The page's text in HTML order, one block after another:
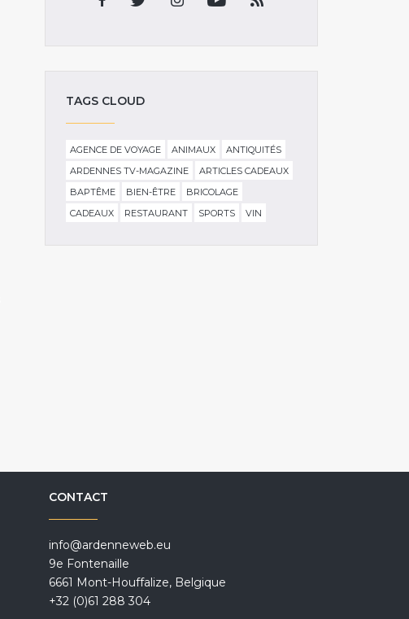
TAGS CLOUD
AGENCE DE VOYAGE ANIMAUX
ANTIQUITÉS
ARDENNES TV-MAGAZINE
ARTICLES CADEAUX
BAPTÊME
BIEN-ÊTRE
BRICOLAGE
CADEAUX
RESTAURANT SPORTS VIN
CONTACT
info@ardenneweb.eu
9e Fontenaille
6661 Mont-Houffalize, Belgique
+32 (0)61 288 304